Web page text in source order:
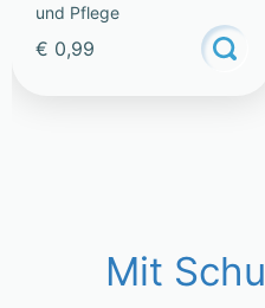
und Pflege
€ 0,99
Mit